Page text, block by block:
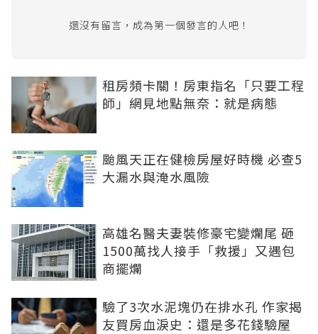
還沒有留言，成為第一個發言的人吧！
租房頻卡關！房東指名「只要工程
師」網見地點無奈：就是病態
颱風天正在健檢房屋好時機 必查5
大漏水與淹水風險
高雄名醫夫妻裝修豪宅變爛尾 砸
1500萬找人接手「救援」又遇包
商擺爛
驗了3次水泥塊仍在排水孔 作家揭
友買房血淚史：還是多花錢驗屋